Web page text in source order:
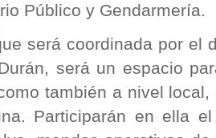
Público y Gendarmería.
será coordinada por el
será un espacio
también a nivel
Participarán en ella